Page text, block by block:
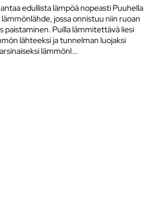
edullista lämpöä nopeasti Puuhella
jossa onnistuu niin ruoan
paistaminen. Puilla lämmitettävä liesi
lähteeksi ja tunnelman luojaksi
lämmönl...